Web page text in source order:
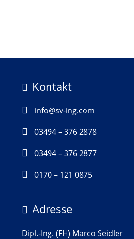
 Kontakt

info@sv-ing.com

03494 – 376 2878

03494 – 376 2877

0170 – 121 0875
 Adresse
Dipl.-Ing. (FH) Marco Seidler